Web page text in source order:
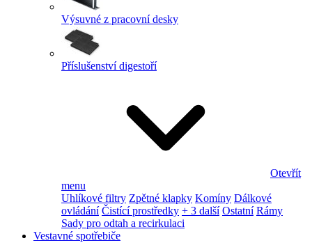
Výsuvné z pracovní desky
Příslušenství digestoří
Otevřít
menu
Uhlíkové filtry Zpětné klapky Komíny Dálkové
ovládání Čistící prostředky + 3 další Ostatní Rámy
Sady pro odtah a recirkulaci
Vestavné spotřebiče